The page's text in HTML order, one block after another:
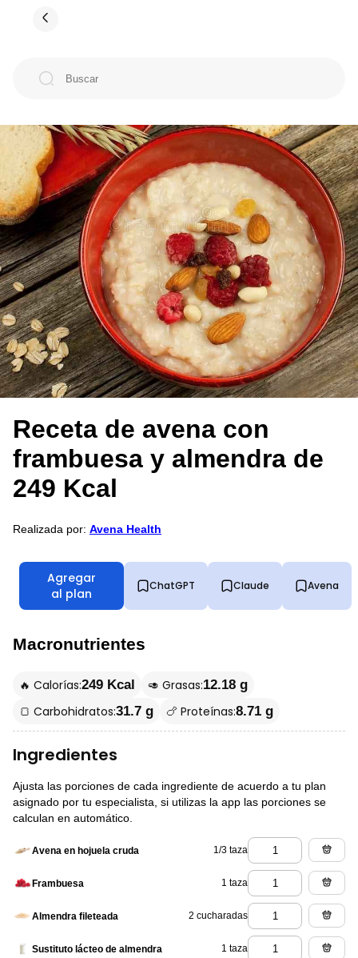
Receta de avena con
frambuesa y almendra de
249 Kcal
Realizada por: Avena Health
Agregar
al plan
ChatGPT Claude Avena
Macronutrientes
🔥 Calorías:249 Kcal 🥑 Grasas:12.18 g
🍞 Carbohidratos:31.7 g 🍗 Proteínas:8.71 g
Ingredientes
Ajusta las porciones de cada ingrediente de acuerdo a tu plan
asignado por tu especialista, si utilizas la app las porciones se
calculan en automático.
Avena en hojuela cruda 1/3 taza
Frambuesa 1 taza
Almendra fileteada 2 cucharadas
Sustituto lácteo de almendra 1 taza